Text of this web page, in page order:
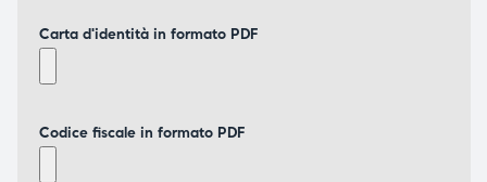
Carta d'identità in formato PDF
Codice fiscale in formato PDF